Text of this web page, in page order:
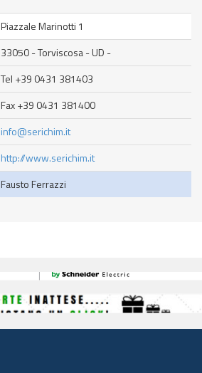
Piazzale Marinotti 1
33050 - Torviscosa - UD -
Tel +39 0431 381403
Fax +39 0431 381400
info@serichim.it
http://www.serichim.it
Fausto Ferrazzi